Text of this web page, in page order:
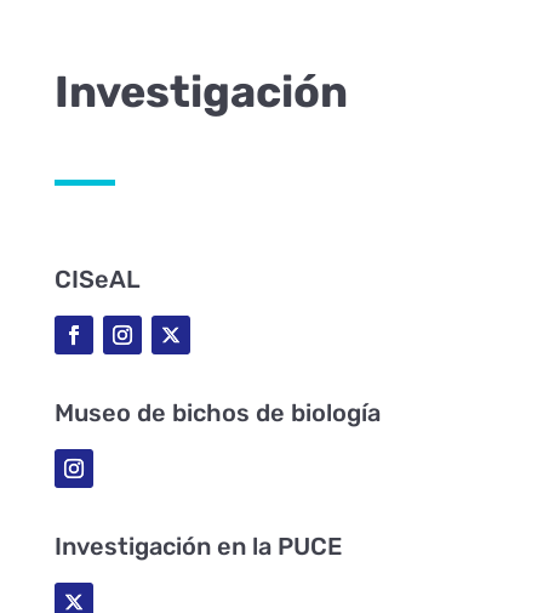
Investigación
CISeAL
Museo de bichos de biología
Investigación en la PUCE